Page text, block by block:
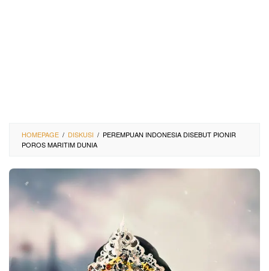
HOMEPAGE / DISKUSI / PEREMPUAN INDONESIA DISEBUT PIONIR
POROS MARITIM DUNIA